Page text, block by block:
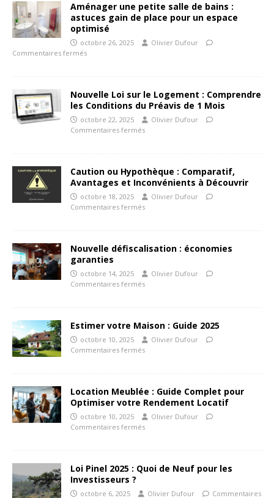
Aménager une petite salle de bains :
astuces gain de place pour un espace
optimisé
octobre 26, 2025
Olivier Dufour
Commentaires fermés
Nouvelle Loi sur le Logement : Comprendre
les Conditions du Préavis de 1 Mois
octobre 22, 2025
Olivier Dufour
Commentaires fermés
Caution ou Hypothèque : Comparatif,
Avantages et Inconvénients à Découvrir
octobre 18, 2025
Olivier Dufour
Commentaires fermés
Nouvelle défiscalisation : économies
garanties
octobre 14, 2025
Olivier Dufour
Commentaires fermés
Estimer votre Maison : Guide 2025
octobre 10, 2025
Olivier Dufour
Commentaires fermés
Location Meublée : Guide Complet pour
Optimiser votre Rendement Locatif
octobre 10, 2025
Olivier Dufour
Commentaires fermés
Loi Pinel 2025 : Quoi de Neuf pour les
Investisseurs ?
octobre 6, 2025 Olivier Dufour Commentaires